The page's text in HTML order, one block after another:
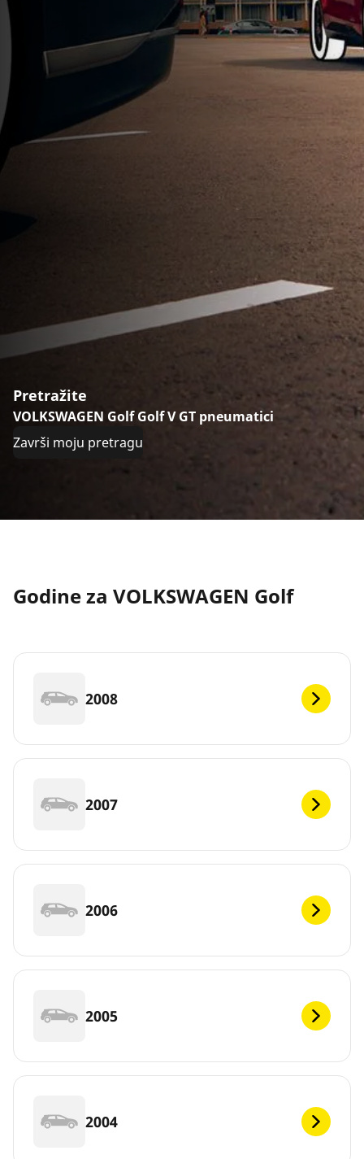
Pretražite
VOLKSWAGEN Golf Golf V GT pneumatici
Završi moju pretragu
Godine za VOLKSWAGEN Golf
2008
2007
2006
2005
2004